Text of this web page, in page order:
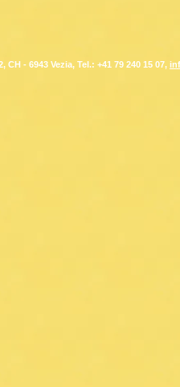
- 6943 Vezia, Tel.: +41 79 240 15 07,